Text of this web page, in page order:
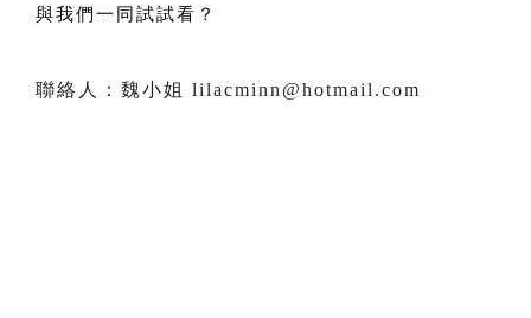
與我們一同試試看？
聯絡人：魏小姐 lilacminn@hotmail.com